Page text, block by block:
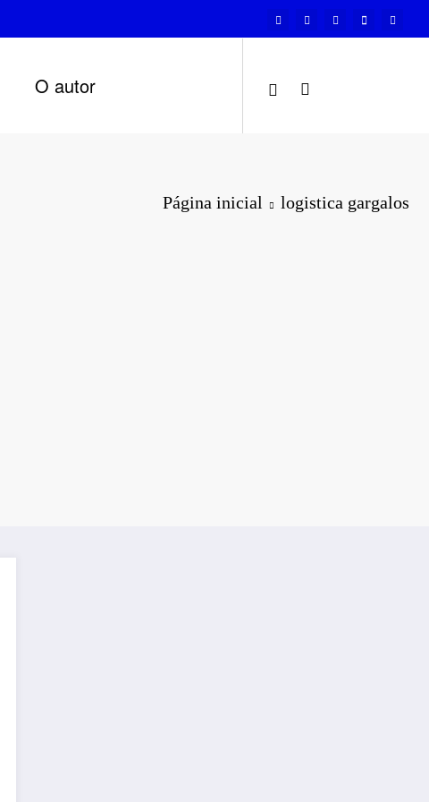
O autor
Página inicial logistica gargalos